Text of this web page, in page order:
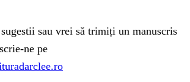
sau vrei să trimiți un manuscris
ne pe